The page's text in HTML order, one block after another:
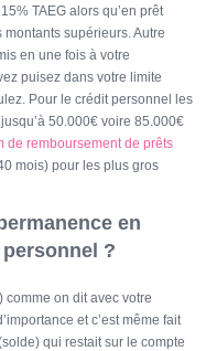
TAEG alors qu’en prêt
supérieurs. Autre
en une fois à votre
puisez dans votre limite
Pour le crédit personnel les
50.000€ voire 85.000€
de remboursement de prêts
mois) pour les plus gros
en
?
on dit avec votre
et c’est même fait
qui restait sur le compte